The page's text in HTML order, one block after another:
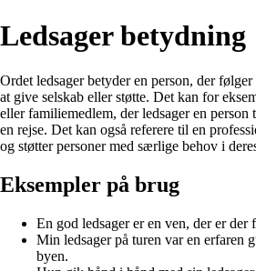
Ledsager betydning
Ordet ledsager betyder en person, der
at give selskab eller støtte. Det kan for
eller familiemedlem, der ledsager en person
en rejse. Det kan også referere til en
og støtter personer med særlige behov i
Eksempler på brug
En god ledsager er en ven, der er
Min ledsager på turen var en erfaren
byen.